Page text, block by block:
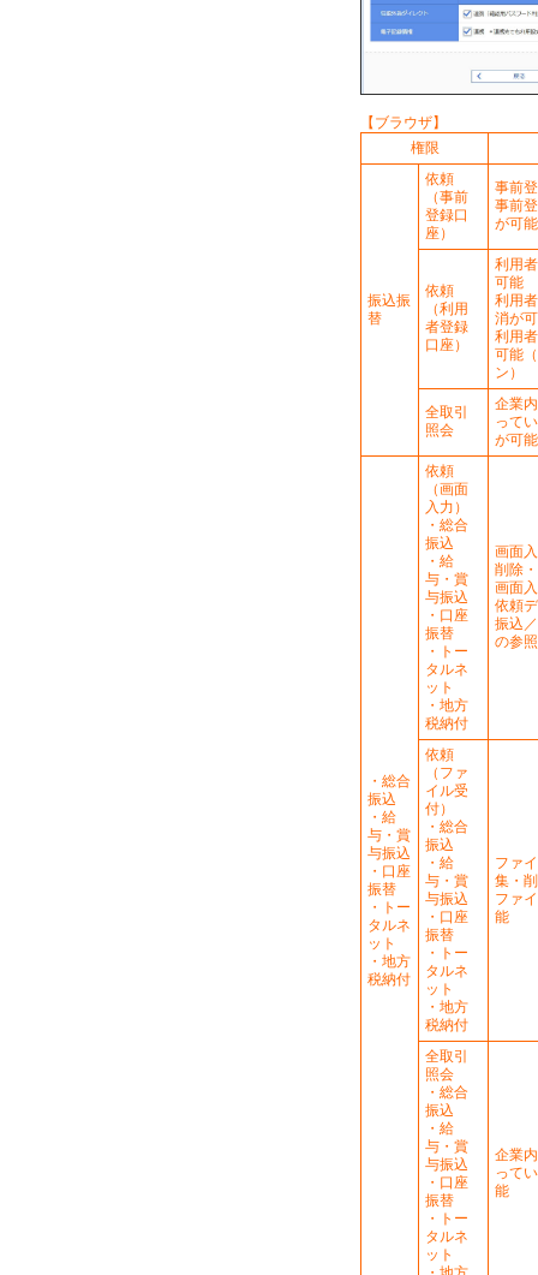
【ブラウザ】
権限
振込振
替
依頼
（事前
登録口
座）
事前
事前
が可能
依頼
（利用
者登録
口座）
利用
可能
利用
消が
利用
可能
ン）
全取引
照会
企業
って
が可能
・総合
振込
・給
与・賞
与振込
・口座
振替
・トー
タルネ
ット
・地方
税納付
依頼
（画面
入力）
・総合
振込
・給
与・賞
与振込
・口座
振替
・トー
タルネ
ット
・地方
税納付
画面
削除
画面
依頼
振込
の参
依頼
（ファ
イル受
付）
・総合
振込
・給
与・賞
与振込
・口座
振替
・トー
タルネ
ット
・地方
税納付
ファ
集・
ファ
能
全取引
照会
・総合
振込
・給
与・賞
与振込
・口座
振替
・トー
タルネ
ット
企業
って
能